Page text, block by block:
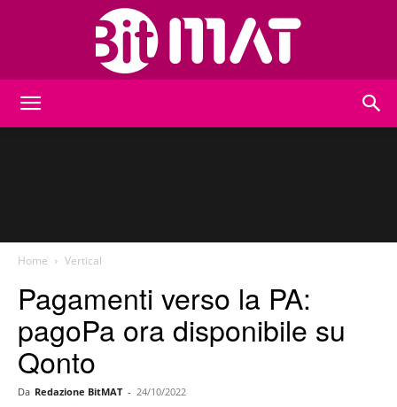
Home Vertical
Pagamenti verso la PA:
pagoPa ora disponibile su
Qonto
Da Redazione BitMAT - 24/10/2022